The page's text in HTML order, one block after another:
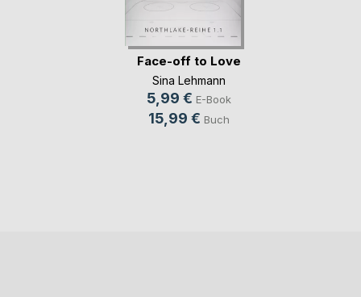
Face-off to Love
Sina Lehmann
5,99 € E-Book
15,99 € Buch